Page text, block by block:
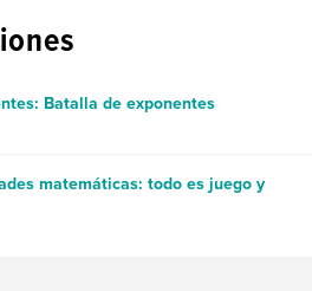
Batalla de exponentes
matemáticas: todo es juego y